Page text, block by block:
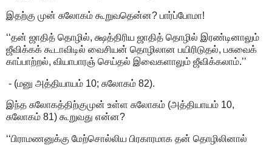
இதற்கு முன் சுலோகம் கூறுவதென்ன? பார்ப்போமா!
‘‘தன் ஜாதித் தொழில், க்ஷத்திரிய ஜாதித் தொழில் இரண்டினாலும்
ஜீவிக்கக் கூடாவிடில் வைசியன் தொழிலான பயிரிடுதல், பசுவைக்
காப்பாற்றல், வியாபாரஞ் செய்தல் இவைகளாலும் ஜீவிக்கலாம்.’’
- (மனு அத்தியாயம் 10; சுலோகம் 82).
இந்த சுலோகத்திற்குமுன் உள்ள சுலோகம் (அத்தியாயம் 10,
சுலோகம் 81) கூறுவது என்ன?
‘‘பிராமணனுக்கு மேற்சொல்லிய பிரகாரமாக தன் தொழிலினால்